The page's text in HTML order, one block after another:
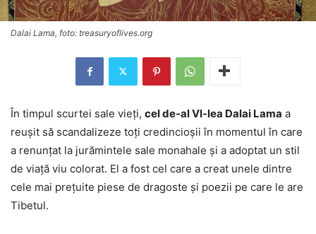
Dalai Lama, foto: treasuryoflives.org
În timpul scurtei sale vieţi, cel de-al VI-lea Dalai Lama a
reuşit să scandalizeze toţi credincioşii în momentul în care
a renunţat la jurămintele sale monahale şi a adoptat un stil
de viaţă viu colorat. El a fost cel care a creat unele dintre
cele mai preţuite piese de dragoste şi poezii pe care le are
Tibetul.